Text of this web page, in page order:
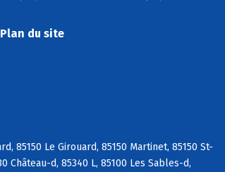
Plan du site
85150 Le Girouard, 85150 Martinet, 85150 St-
Château-d, 85340 L, 85100 Les Sables-d,